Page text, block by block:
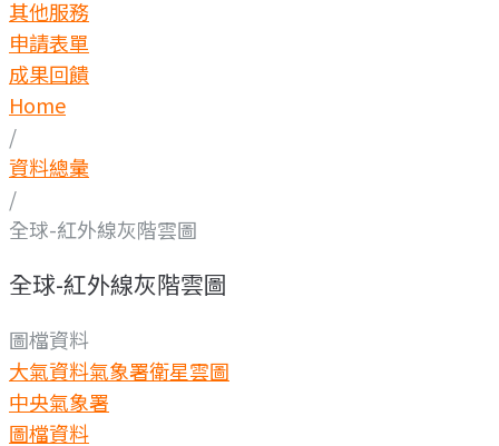
其他服務
申請表單
成果回饋
Home
/
資料總彙
/
全球-紅外線灰階雲圖
全球-紅外線灰階雲圖
圖檔資料
大氣資料氣象署衛星雲圖
中央氣象署
圖檔資料